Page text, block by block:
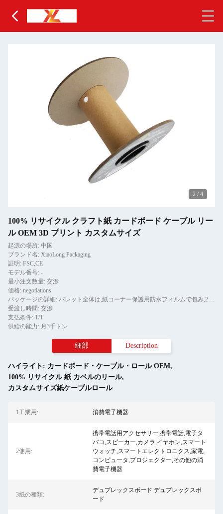
2 / 4
100% リサイクル クラフト紙 カードボード ケーブル リー
ル OEM 3D プリント カスタムサイズ
起源の場所: 中国
ブランド名: XiaoLong Packaging
証明: FSC,CE
モデル番号: -
最小注文数量: 交渉
価格: negotiations
パッケージの詳細: パレット全体は,紙コーナー保護用防水フィルムで包み,2ピースのテールストライプで固定されています.
受渡し時間: 交渉
支払条件: T/T
供給の能力: 月3千トン
細部 Description
ハイライト: カードボード・ケーブル・ロール OEM,
100% リサイクル 紙 カベルのリール,
カスタムサイズ紙ケーブルロール
1工業用: 消費電子機器
2使用:
携帯電話用アクセサリー,携帯電話,電子タ
バコ,スピーカー,カメラ,イヤホン,スマート
ウォッチ,スマートエレクトロニクス,家電,
コンピュータ,プロジェクター,その他の消
費電子機器
3紙の種類:
デュプレックスボード デュプレックスボ
ード